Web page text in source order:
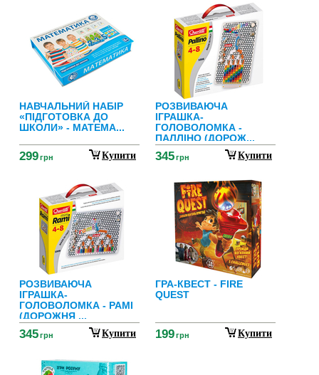
НАВЧАЛЬНИЙ НАБІР
«ПІДГОТОВКА ДО
ШКОЛИ» - МАТЕМА...
299грн Купити
РОЗВИВАЮЧА
ІГРАШКА-
ГОЛОВОЛОМКА -
ПАЛЛІНО (ДОРОЖ...
345грн Купити
РОЗВИВАЮЧА
ІГРАШКА-
ГОЛОВОЛОМКА - РАМІ
(ДОРОЖНЯ ...
345грн Купити
ГРА-КВЕСТ - FIRE
QUEST
199грн Купити